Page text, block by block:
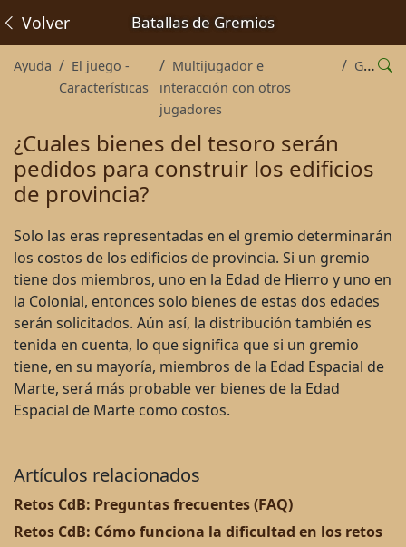
Batallas de Gremios
Volver
Ayuda
El juego -
Características
Multijugador e
interacción con otros
jugadores
Gremios
¿Cuales bienes del tesoro serán
pedidos para construir los edificios
de provincia?
Solo las eras representadas en el gremio determinarán
los costos de los edificios de provincia. Si un gremio
tiene dos miembros, uno en la Edad de Hierro y uno en
la Colonial, entonces solo bienes de estas dos edades
serán solicitados. Aún así, la distribución también es
tenida en cuenta, lo que significa que si un gremio
tiene, en su mayoría, miembros de la Edad Espacial de
Marte, será más probable ver bienes de la Edad
Espacial de Marte como costos.
Artículos relacionados
Retos CdB: Preguntas frecuentes (FAQ)
Retos CdB: Cómo funciona la dificultad en los retos